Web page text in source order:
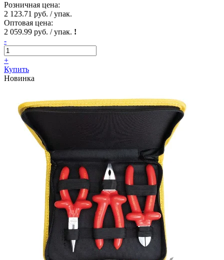
Розничная цена:
2 123.71 руб. / упак.
Оптовая цена:
2 059.99 руб. / упак. !
-
+
Купить
Новинка